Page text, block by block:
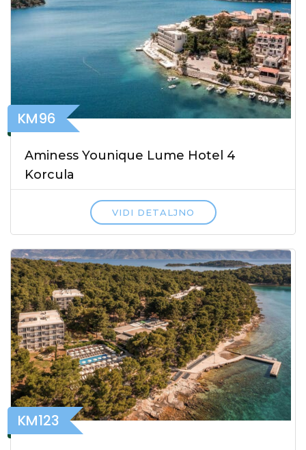
KM96
Aminess Younique Lume Hotel 4
Korcula
VIDI DETALJNO
KM123